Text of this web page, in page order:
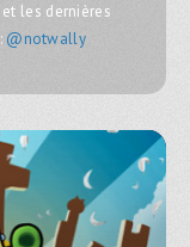
les dernières
@notwally